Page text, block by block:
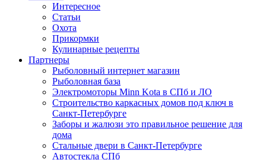
Интересное
Статьи
Охота
Прикормки
Кулинарные рецепты
Партнеры
Рыболовный интернет магазин
Рыболовная база
Электромоторы Minn Kota в СПб и ЛО
Строительство каркасных домов под ключ в
Санкт-Петербурге
Заборы и жалюзи это правильное решение для
дома
Стальные двери в Санкт-Петербурге
Автостекла СПб